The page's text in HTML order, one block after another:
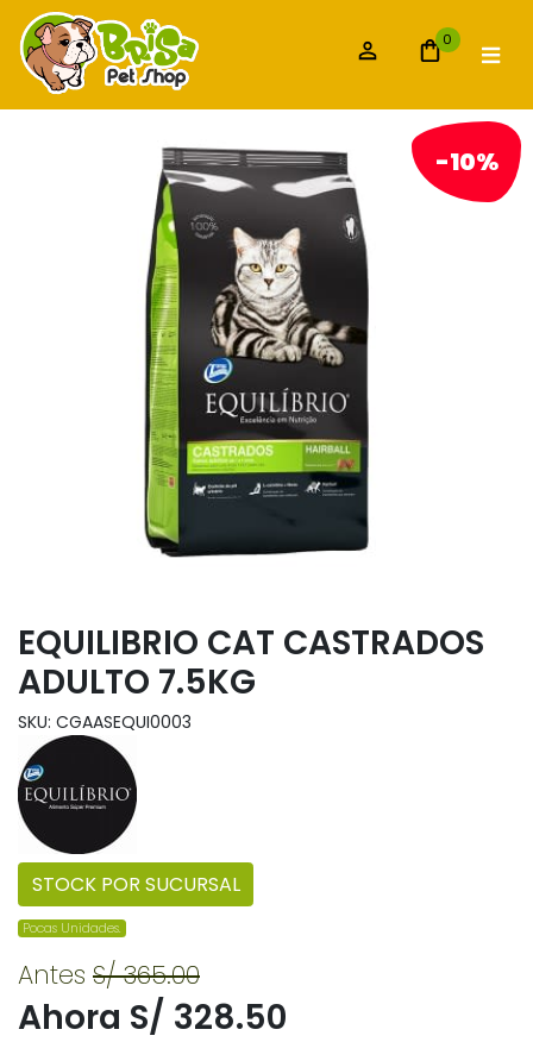
0
-10%
EQUILIBRIO CAT CASTRADOS
ADULTO 7.5KG
SKU: CGAASEQUI0003
STOCK POR SUCURSAL
Pocas Unidades.
Antes S/ 365.00
Ahora S/ 328.50